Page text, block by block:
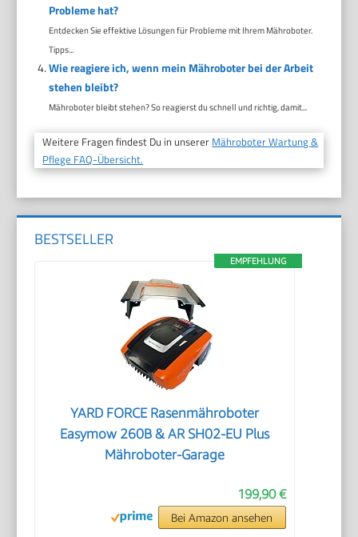
Probleme hat?
Entdecken Sie effektive Lösungen für Probleme mit Ihrem Mähroboter.
Tipps...
Wie reagiere ich, wenn mein Mähroboter bei der Arbeit
stehen bleibt?
Mähroboter bleibt stehen? So reagierst du schnell und richtig, damit...
Weitere Fragen findest Du in unserer Mähroboter Wartung &
Pflege FAQ-Übersicht.
BESTSELLER
EMPFEHLUNG
YARD FORCE Rasenmähroboter
Easymow 260B & AR SH02-EU Plus
Mähroboter-Garage
199,90 €
Bei Amazon ansehen